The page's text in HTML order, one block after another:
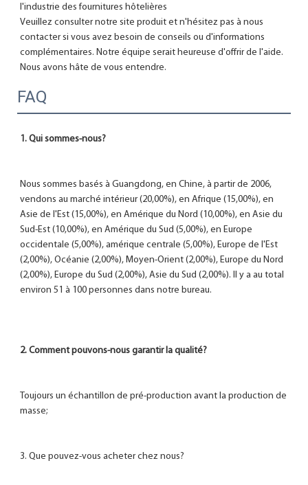
l'industrie des fournitures hôtelières
Veuillez consulter notre site produit et n'hésitez pas à nous
contacter si vous avez besoin de conseils ou d'informations
complémentaires. Notre équipe serait heureuse d'offrir de l'aide.
FAQ
Nous sommes basés à Guangdong, en Chine, à partir de 2006,
vendons au marché intérieur (20,00%), en Afrique (15,00%), en
Asie de l'Est (15,00%), en Amérique du Nord (10,00%), en Asie du
Sud-Est (10,00%), en Amérique du Sud (5,00%), en Europe
occidentale (5,00%), amérique centrale (5,00%), Europe de l'Est
(2,00%), Océanie (2,00%), Moyen-Orient (2,00%), Europe du Nord
(2,00%), Europe du Sud (2,00%), Asie du Sud (2,00%). Il y a au total
Toujours un échantillon de pré-production avant la production de